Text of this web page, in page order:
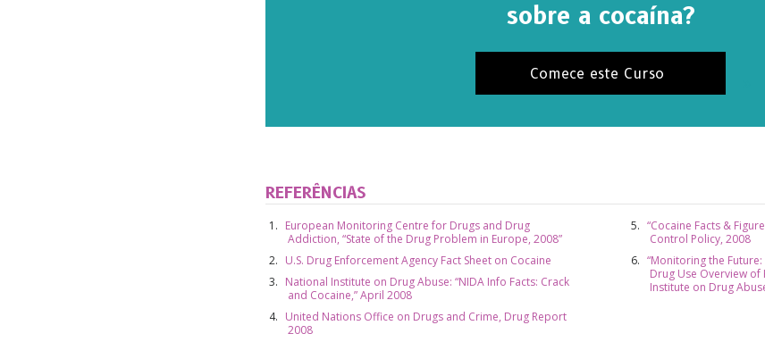
sobre a cocaína?
Comece este Curso
REFERÊNCIAS
European Monitoring Centre for Drugs and Drug
Addiction, “State of the Drug Problem in Europe, 2008”
U.S. Drug Enforcement Agency Fact Sheet on Cocaine
National Institute on Drug Abuse: “NIDA Info Facts: Crack
and Cocaine,” April 2008
United Nations Office on Drugs and Crime, Drug Report
2008
“Cocaine Facts &
Control Policy, 2008
“Monitoring the
Drug Use Overview of
Institute on Drug